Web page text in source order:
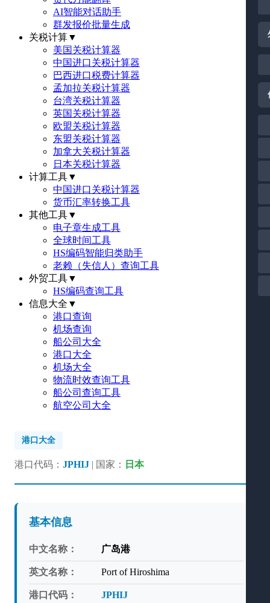
AI智能对话助手
群发报价批量生成
关税计算▼
美国关税计算器
中国进口关税计算器
巴西进口税费计算器
孟加拉关税计算器
台湾关税计算器
英国关税计算器
欧盟关税计算器
东盟关税计算器
加拿大关税计算器
日本关税计算器
计算工具▼
中国进口关税计算器
货币汇率转换工具
其他工具▼
电子章生成工具
全球时间工具
HS编码智能归类助手
老赖（失信人）查询工具
外贸工具▼
HS编码查询工具
信息大全 ▼
港口查询
机场查询
船公司大全
港口大全
机场大全
物流时效查询工具
船公司查询工具
航空公司大全
港口大全
港口代码： JPHIJ | 国家： 日本
基本信息
中文名称： 广岛港
英文名称： Port of Hiroshima
港口代码： JPHIJ